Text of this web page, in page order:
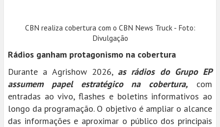
CBN realiza cobertura com o CBN News Truck - Foto:
Divulgação
Rádios ganham protagonismo na cobertura
Durante a Agrishow 2026, as rádios do Grupo EP
assumem papel estratégico na cobertura, com
entradas ao vivo, flashes e boletins informativos ao
longo da programação. O objetivo é ampliar o alcance
das informações e aproximar o público dos principais